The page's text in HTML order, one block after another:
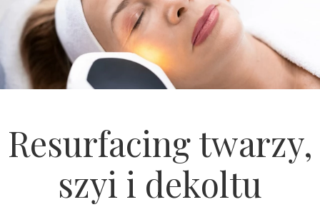
Resurfacing twarzy,
szyi i dekoltu